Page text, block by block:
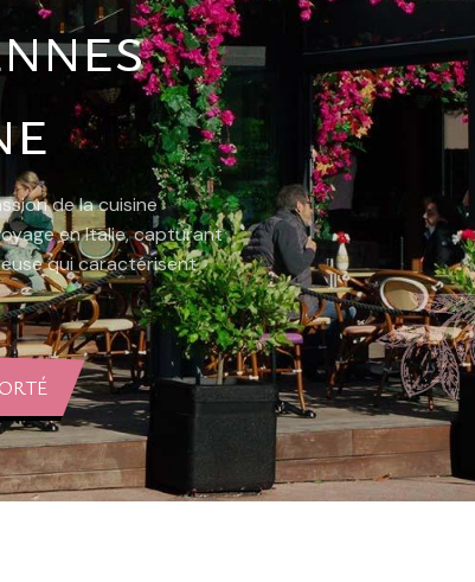
de la cuisine
en Italie, capturant
qui caractérisent